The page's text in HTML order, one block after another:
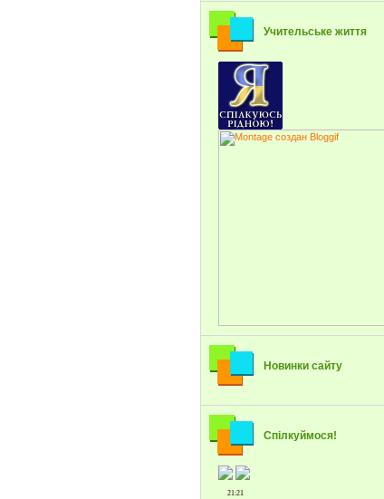
Учительське життя
Новинки сайту
Спілкуймося!